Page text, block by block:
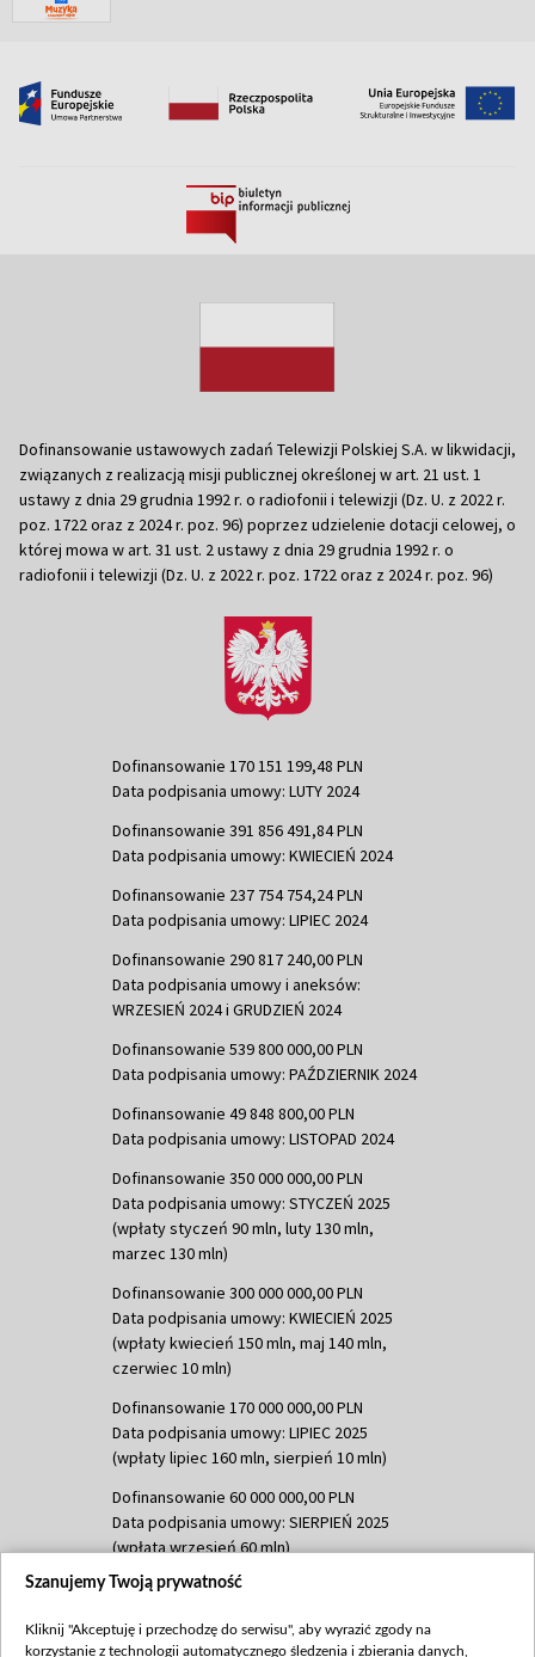
Dofinansowanie ustawowych zadań Telewizji Polskiej S.A. w likwidacji,
związanych z realizacją misji publicznej określonej w art. 21 ust. 1
ustawy z dnia 29 grudnia 1992 r. o radiofonii i telewizji (Dz. U. z 2022 r.
poz. 1722 oraz z 2024 r. poz. 96) poprzez udzielenie dotacji celowej, o
której mowa w art. 31 ust. 2 ustawy z dnia 29 grudnia 1992 r. o
radiofonii i telewizji (Dz. U. z 2022 r. poz. 1722 oraz z 2024 r. poz. 96)
Dofinansowanie 170 151 199,48 PLN
Data podpisania umowy: LUTY 2024
Dofinansowanie 391 856 491,84 PLN
Data podpisania umowy: KWIECIEŃ 2024
Dofinansowanie 237 754 754,24 PLN
Data podpisania umowy: LIPIEC 2024
Dofinansowanie 290 817 240,00 PLN
Data podpisania umowy i aneksów:
WRZESIEŃ 2024 i GRUDZIEŃ 2024
Dofinansowanie 539 800 000,00 PLN
Data podpisania umowy: PAŹDZIERNIK 2024
Dofinansowanie 49 848 800,00 PLN
Data podpisania umowy: LISTOPAD 2024
Dofinansowanie 350 000 000,00 PLN
Data podpisania umowy: STYCZEŃ 2025
(wpłaty styczeń 90 mln, luty 130 mln,
marzec 130 mln)
Dofinansowanie 300 000 000,00 PLN
Data podpisania umowy: KWIECIEŃ 2025
(wpłaty kwiecień 150 mln, maj 140 mln,
czerwiec 10 mln)
Dofinansowanie 170 000 000,00 PLN
Data podpisania umowy: LIPIEC 2025
(wpłaty lipiec 160 mln, sierpień 10 mln)
Dofinansowanie 60 000 000,00 PLN
Data podpisania umowy: SIERPIEŃ 2025
(wpłata wrzesień 60 mln)
Dofinansowanie 635 783 051,21 PLN
(wpłata wrzesień 100 mln, październik 350
Szanujemy Twoją prywatność
Kliknij "Akceptuję i przechodzę do serwisu", aby wyrazić zgody na
korzystanie z technologii automatycznego śledzenia i zbierania danych,